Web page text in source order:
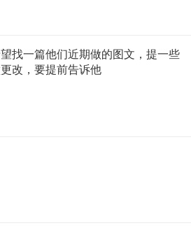
找一篇他们近期做的图文，提一些
改，要提前告诉他